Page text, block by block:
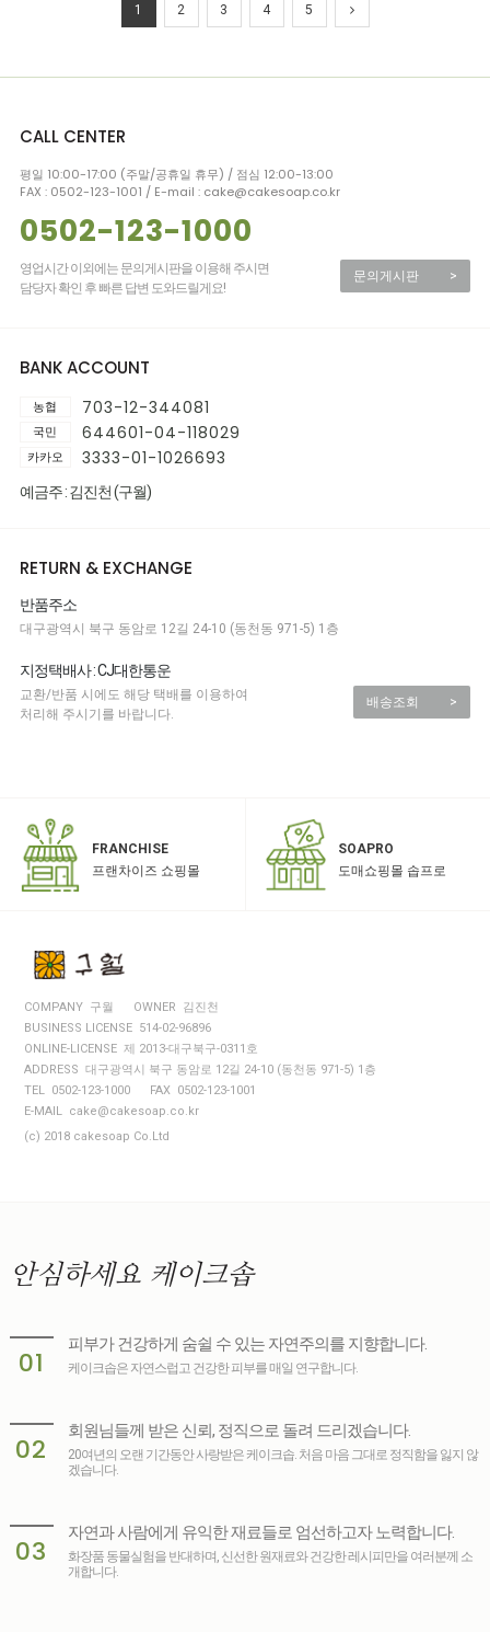
1 2 3 4 5
CALL CENTER
평일 10:00-17:00 (주말/공휴일 휴무) / 점심 12:00-13:00
FAX : 0502-123-1001 / E-mail : cake@cakesoap.co.kr
0502-123-1000
영업시간 이외에는 문의게시판을 이용해 주시면
담당자 확인 후 빠른 답변 도와드릴게요!
문의게시판 >
BANK ACCOUNT
농협 703-12-344081
국민 644601-04-118029
카카오 3333-01-1026693
예금주 : 김진천 (구월)
RETURN & EXCHANGE
반품주소
대구광역시 북구 동암로 12길 24-10 (동천동 971-5) 1층
지정택배사 : CJ대한통운
교환/반품 시에도 해당 택배를 이용하여
처리해 주시기를 바랍니다.
배송조회 >
FRANCHISE
프랜차이즈 쇼핑몰
SOAPRO
도매쇼핑몰 솝프로
COMPANY 구월
OWNER 김진천
BUSINESS LICENSE 514-02-96896
ONLINE-LICENSE 제 2013-대구북구-0311호
ADDRESS 대구광역시 북구 동암로 12길 24-10 (동천동 971-5) 1층
TEL 0502-123-1000
FAX 0502-123-1001
E-MAIL cake@cakesoap.co.kr
(c) 2018 cakesoap Co.Ltd
안심하세요 케이크솝
01
피부가 건강하게 숨쉴 수 있는 자연주의를 지향합니다.
케이크솝은 자연스럽고 건강한 피부를 매일 연구합니다.
02
회원님들께 받은 신뢰, 정직으로 돌려 드리겠습니다.
20여년의 오랜 기간동안 사랑받은 케이크솝. 처음 마음 그대로 정직함을 잃지 않
겠습니다.
03
자연과 사람에게 유익한 재료들로 엄선하고자 노력합니다.
화장품 동물실험을 반대하며, 신선한 원재료와 건강한 레시피만을 여러분께 소
개합니다.